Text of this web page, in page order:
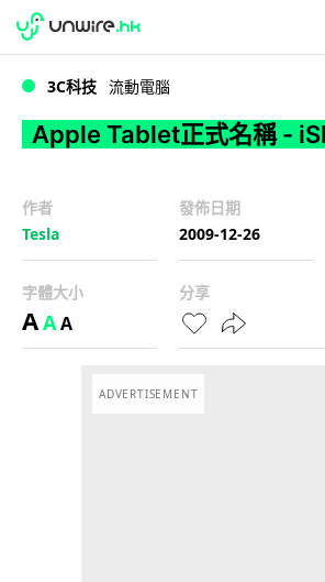
Apple Tablet正式名稱 -
WWDC 2026
3C科技 流動電腦
Apple Tablet正式名稱 -
作者
Tesla
發佈日期
2009-12-26
字體大小
AAA
分享
ADVERTISEMENT